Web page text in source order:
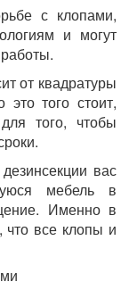
с клопами,
и могут
от квадратуры
того стоит,
того, чтобы
вас
мебель в
Именно в
что все клопы и